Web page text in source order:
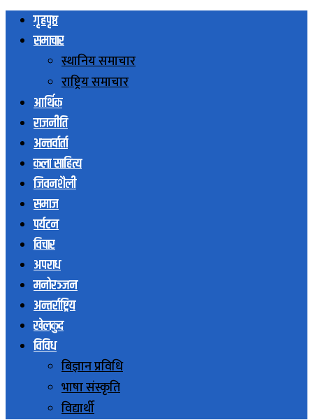
गृहपृष्ठ
समाचार
स्थानिय समाचार
राष्ट्रिय समाचार
आर्थिक
राजनीति
अन्तर्वार्ता
कला साहित्य
जिवनशैली
समाज
पर्यटन
विचार
अपराध
मनोरञ्जन
अन्तर्राष्ट्रिय
खेलकुद
विविध
बिज्ञान प्रविधि
भाषा संस्कृति
विद्यार्थी